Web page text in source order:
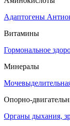
Адаптогены
Витамины
Гормональное
Минералы
Опорно-
Органы дыхания,